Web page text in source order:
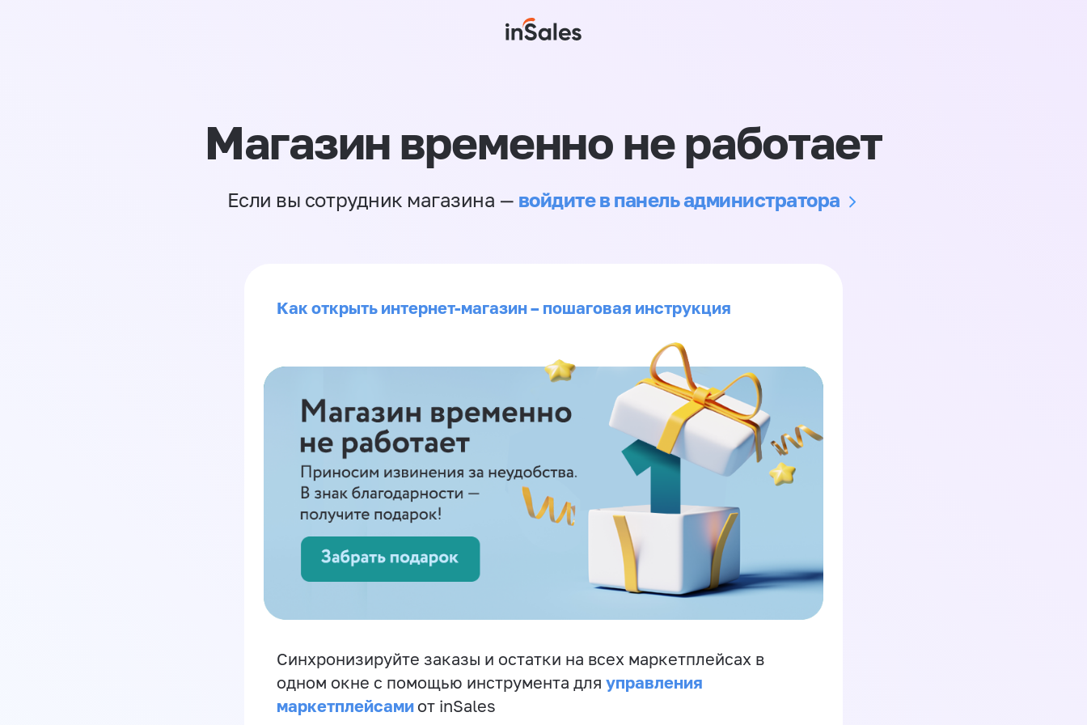
Магазин временно не работает
Если вы сотрудник магазина — войдите в панель администратора
Как открыть интернет-магазин – пошаговая инструкция
Синхронизируйте заказы и остатки на всех маркетплейсах в
одном окне с помощью инструмента для управления
маркетплейсами от inSales